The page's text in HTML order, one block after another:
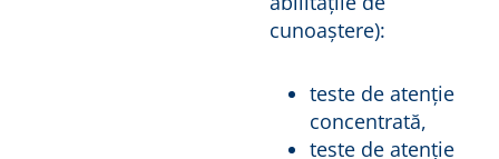
cunoaștere):
teste de atenție
concentrată,
teste de atenție